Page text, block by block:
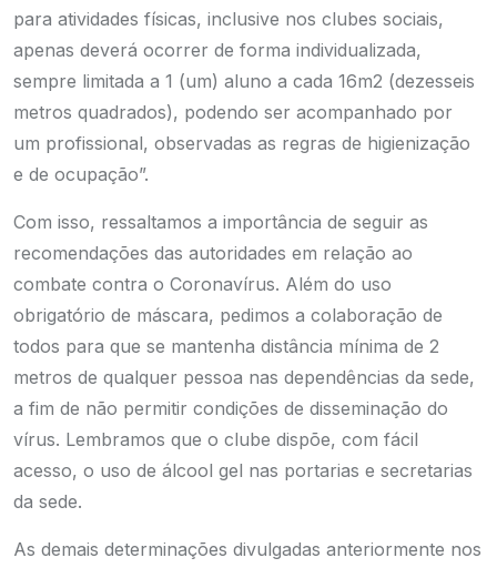
para atividades físicas, inclusive nos clubes sociais,
apenas deverá ocorrer de forma individualizada,
sempre limitada a 1 (um) aluno a cada 16m2 (dezesseis
metros quadrados), podendo ser acompanhado por
um profissional, observadas as regras de higienização
e de ocupação”.
Com isso, ressaltamos a importância de seguir as
recomendações das autoridades em relação ao
combate contra o Coronavírus. Além do uso
obrigatório de máscara, pedimos a colaboração de
todos para que se mantenha distância mínima de 2
metros de qualquer pessoa nas dependências da sede,
a fim de não permitir condições de disseminação do
vírus. Lembramos que o clube dispõe, com fácil
acesso, o uso de álcool gel nas portarias e secretarias
da sede.
As demais determinações divulgadas anteriormente nos